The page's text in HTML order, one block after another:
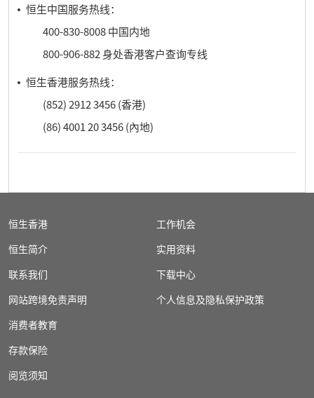
恒生中国服务热线：
400-830-8008 中国内地
800-906-882 身处香港客户查询专线
恒生香港服务热线：
(852) 2912 3456 (香港)
(86) 4001 20 3456 (內地)
恒生香港
恒生简介
联系我们
网站跨境免责声明
工作机会
实用资料
下载中心
个人信息及隐私保护政策
消费者教育
存款保险
阅览须知